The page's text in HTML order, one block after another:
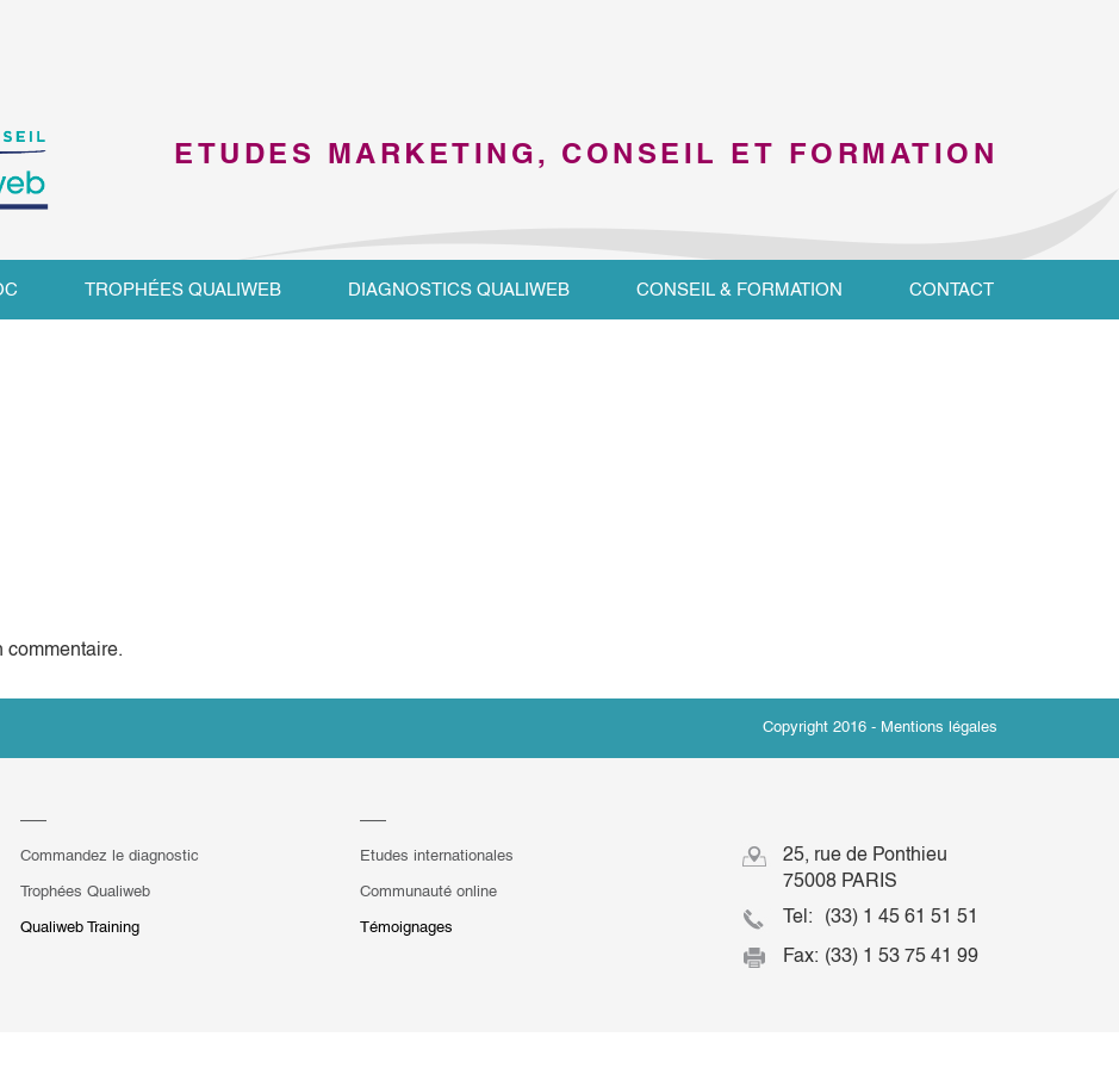
ETUDES MARKETING, CONSEIL ET FORMATION
TROPHÉES QUALIWEB DIAGNOSTICS QUALIWEB CONSEIL & FORMATION CONTACT
Copyright 2016 - Mentions légales
Commandez le diagnostic
Trophées Qualiweb
Qualiweb Training
Etudes internationales
Communauté online
Témoignages
25, rue de Ponthieu
75008 PARIS
Tel:
(33) 1 45 61 51 51
Fax: (33) 1 53 75 41 99